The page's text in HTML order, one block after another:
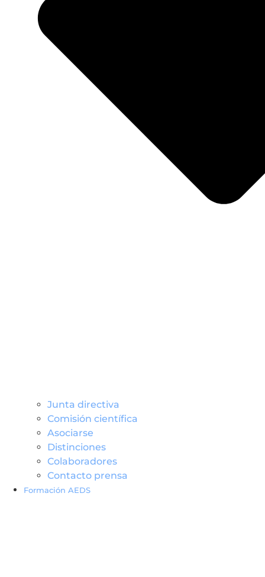
Junta directiva
Comisión científica
Asociarse
Distinciones
Colaboradores
Contacto prensa
Formación AEDS